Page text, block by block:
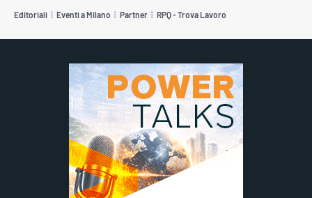
Editoriali Eventi a Milano Partner RPQ - Trova Lavoro